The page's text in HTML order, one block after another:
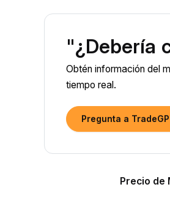
"¿Debería
Obtén información del
tiempo real.
Pregunta a
Precio de